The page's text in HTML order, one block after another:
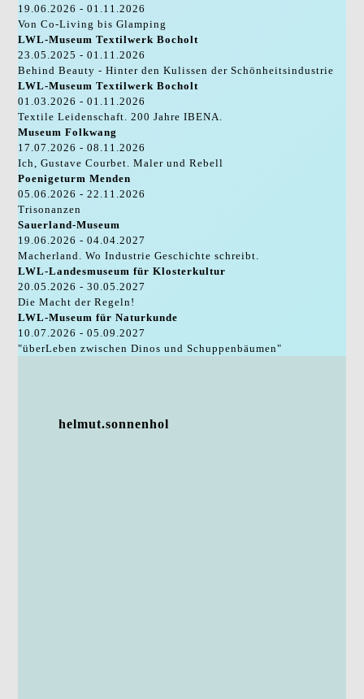
19.06.2026 - 01.11.2026
Von Co-Living bis Glamping
LWL-Museum Textilwerk Bocholt
23.05.2025 - 01.11.2026
Behind Beauty - Hinter den Kulissen der Schönheitsindustrie
LWL-Museum Textilwerk Bocholt
01.03.2026 - 01.11.2026
Textile Leidenschaft. 200 Jahre IBENA.
Museum Folkwang
17.07.2026 - 08.11.2026
Ich, Gustave Courbet. Maler und Rebell
Poenigeturm Menden
05.06.2026 - 22.11.2026
Trisonanzen
Sauerland-Museum
19.06.2026 - 04.04.2027
Macherland. Wo Industrie Geschichte schreibt.
LWL-Landesmuseum für Klosterkultur
20.05.2026 - 30.05.2027
Die Macht der Regeln!
LWL-Museum für Naturkunde
10.07.2026 - 05.09.2027
"überLeben zwischen Dinos und Schuppenbäumen"
helmut.sonnenhol